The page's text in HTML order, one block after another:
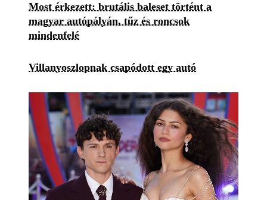
Most érkezett: brutális baleset történt a
magyar autópályán, tűz és roncsok
mindenfelé
Villanyoszlopnak csapódott egy autó